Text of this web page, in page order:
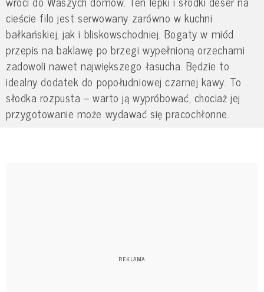
cieście filo jest serwowany zarówno w kuchni
bałkańskiej, jak i bliskowschodniej. Bogaty w miód
przepis na baklawę po brzegi wypełnioną orzechami
zadowoli nawet największego łasucha. Będzie to
idealny dodatek do popołudniowej czarnej kawy. To
słodka rozpusta – warto ją wypróbować, chociaż jej
przygotowanie może wydawać się pracochłonne.